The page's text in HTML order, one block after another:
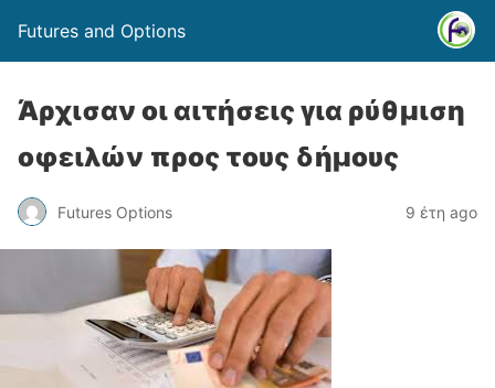
Futures and Options
Άρχισαν οι αιτήσεις για ρύθμιση
οφειλών προς τους δήμους
Futures Options 9 έτη ago